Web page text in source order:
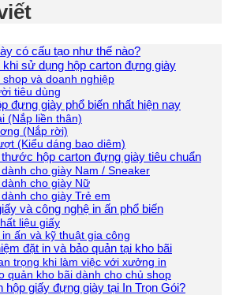
có cấu tạo như thế nào?
sử dụng hộp carton đựng giày
và doanh nghiệp
tiêu dùng
đựng giày phổ biến nhất hiện nay
(Nắp liền thân)
(Nắp rời)
(Kiểu dáng bao diêm)
hộp carton đựng giày tiêu chuẩn
cho giày Nam / Sneaker
cho giày Nữ
cho giày Trẻ em
và công nghệ in ấn phổ biến
liệu giấy
ấn và kỹ thuật gia công
đặt in và bảo quản tại kho bãi
trọng khi làm việc với xưởng in
quản kho bãi dành cho chủ shop
hộp giấy đựng giày tại In Trọn Gói?